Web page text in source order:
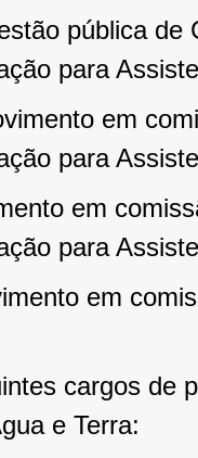
pública
para
em
para
em
para
em
cargos de
e Terra: